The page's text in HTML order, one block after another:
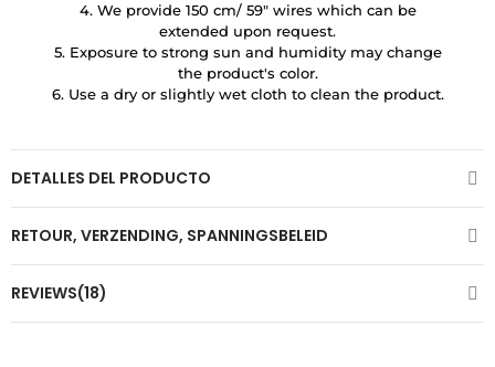
4. We provide 150 cm/ 59″ wires which can be
extended upon request.
5. Exposure to strong sun and humidity may change
the product's color.
6. Use a dry or slightly wet cloth to clean the product.
DETALLES DEL PRODUCTO
RETOUR, VERZENDING, SPANNINGSBELEID
REVIEWS(18)